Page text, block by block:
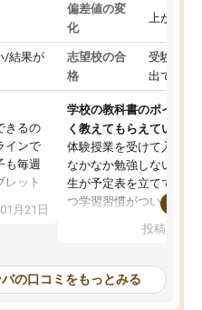
/結果が
きるの
インで
も毎週
レット
りまし
も気
以上の
受験ま
月21日
偏差値の変
化
上がった
志望校の合
格
受験して
出ていな
学校の教科書のポイント
く教えてもらえている
体験授業を受けて入塾し
なかなか勉強しない息子
生が予定表を立ててくれ
つ学習習慣がついてきま
指導が無い日も予定表
問できるのでとても助か
投稿日：
の口コミをもっとみる